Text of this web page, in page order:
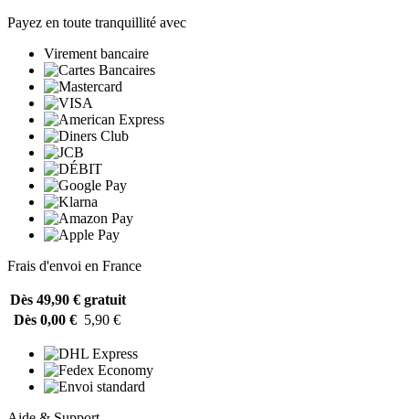
Payez en toute tranquillité avec
Virement bancaire
Frais d'envoi en France
Dès 49,90 € gratuit
Dès 0,00 € 5,90 €